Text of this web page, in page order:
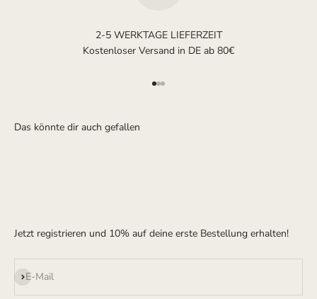
2-5 WERKTAGE LIEFERZEIT
Kostenloser Versand in DE ab 80€
Jetzt registrieren und 10% auf deine erste Bestellung erhalten!
E-Mail
Abonnieren